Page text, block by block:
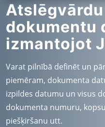
dokumentu
izmantojot
Varat pilnībā definēt un
piemēram, dokumenta
izpildes datumu un visus
dokumenta numuru,
piešķiršanu utt.